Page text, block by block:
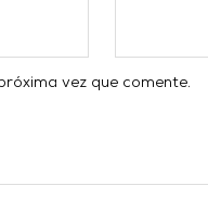
vez que comente.